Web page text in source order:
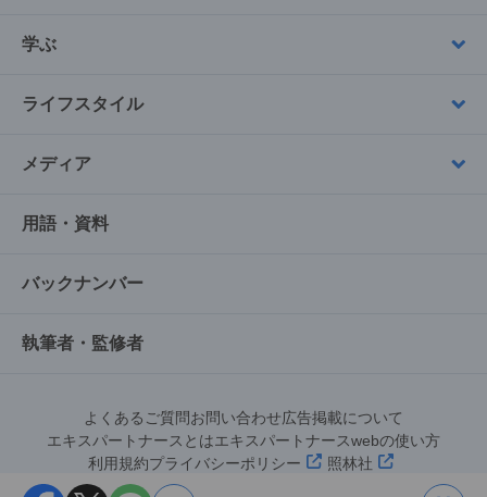
学ぶ
ライフスタイル
メディア
用語・資料
バックナンバー
執筆者・監修者
よくあるご質問お問い合わせ広告掲載について
エキスパートナースとはエキスパートナースwebの使い方
利用規約プライバシーポリシー 照林社